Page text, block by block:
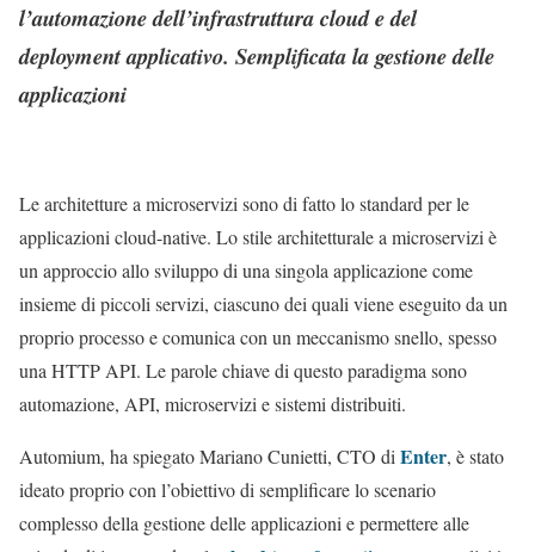
l’automazione dell’infrastruttura cloud e del
deployment applicativo. Semplificata la gestione delle
applicazioni
Le architetture a microservizi sono di fatto lo standard per le
applicazioni cloud-native. Lo stile architetturale a microservizi è
un approccio allo sviluppo di una singola applicazione come
insieme di piccoli servizi, ciascuno dei quali viene eseguito da un
proprio processo e comunica con un meccanismo snello, spesso
una HTTP API. Le parole chiave di questo paradigma sono
automazione, API, microservizi e sistemi distribuiti.
Automium, ha spiegato Mariano Cunietti, CTO diEnter, è stato
ideato proprio con l’obiettivo di semplificare lo scenario
complesso della gestione delle applicazioni e permettere alle